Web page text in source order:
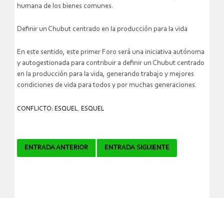
humana de los bienes comunes.
Definir un Chubut centrado en la producción para la vida
En este sentido, este primer Foro será una iniciativa autónoma
y autogestionada para contribuir a definir un Chubut centrado
en la producción para la vida, generando trabajo y mejores
condiciones de vida para todos y por muchas generaciones.
CONFLICTO: ESQUEL, ESQUEL
Navegador
ENTRADA ANTERIOR ENTRADA SIGUIENTE